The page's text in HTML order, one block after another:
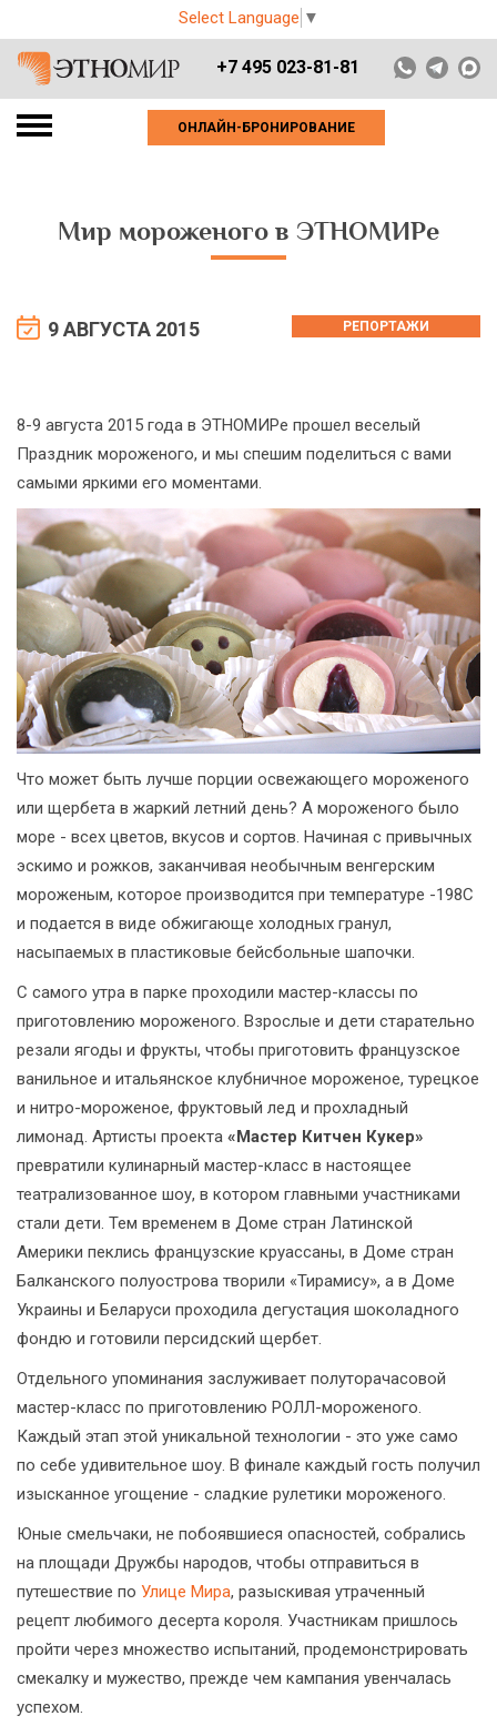
Select Language ▼
+7 495 023-81-81
ОНЛАЙН-БРОНИРОВАНИЕ
Мир мороженого в ЭТНОМИРе
9 АВГУСТА 2015 РЕПОРТАЖИ
8-9 августа 2015 года в ЭТНОМИРе прошел веселый
Праздник мороженого, и мы спешим поделиться с вами
самыми яркими его моментами.
Что может быть лучше порции освежающего мороженого
или щербета в жаркий летний день? А мороженого было
море - всех цветов, вкусов и сортов. Начиная с привычных
эскимо и рожков, заканчивая необычным венгерским
мороженым, которое производится при температуре -198С
и подается в виде обжигающе холодных гранул,
насыпаемых в пластиковые бейсбольные шапочки.
С самого утра в парке проходили мастер-классы по
приготовлению мороженого. Взрослые и дети старательно
резали ягоды и фрукты, чтобы приготовить французское
ванильное и итальянское клубничное мороженое, турецкое
и нитро-мороженое, фруктовый лед и прохладный
лимонад. Артисты проекта «Мастер Китчен Кукер»
превратили кулинарный мастер-класс в настоящее
театрализованное шоу, в котором главными участниками
стали дети. Тем временем в Доме стран Латинской
Америки пеклись французские круассаны, в Доме стран
Балканского полуострова творили «Тирамису», а в Доме
Украины и Беларуси проходила дегустация шоколадного
фондю и готовили персидский щербет.
Отдельного упоминания заслуживает полуторачасовой
мастер-класс по приготовлению РОЛЛ-мороженого.
Каждый этап этой уникальной технологии - это уже само
по себе удивительное шоу. В финале каждый гость получил
изысканное угощение - сладкие рулетики мороженого.
Юные смельчаки, не побоявшиеся опасностей, собрались
на площади Дружбы народов, чтобы отправиться в
путешествие по Улице Мира, разыскивая утраченный
рецепт любимого десерта короля. Участникам пришлось
пройти через множество испытаний, продемонстрировать
смекалку и мужество, прежде чем кампания увенчалась
успехом.